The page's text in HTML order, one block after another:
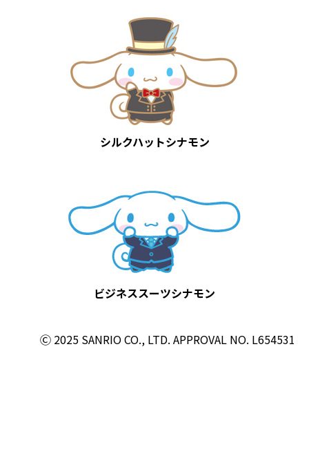
シルクハットシナモン
ビジネススーツシナモン
Ⓒ 2025 SANRIO CO., LTD. APPROVAL NO. L654531